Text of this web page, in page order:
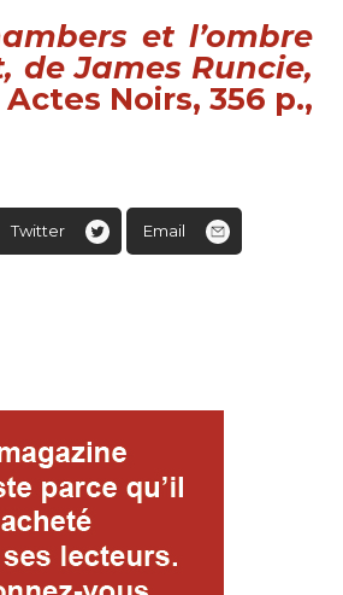
et l’ombre
de James Runcie,
Noirs, 356 p.,
Twitter Email